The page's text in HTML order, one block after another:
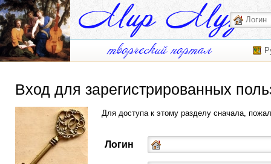
Вход для зарегистрированных
Для доступа к этому разделу сначала,
Логин